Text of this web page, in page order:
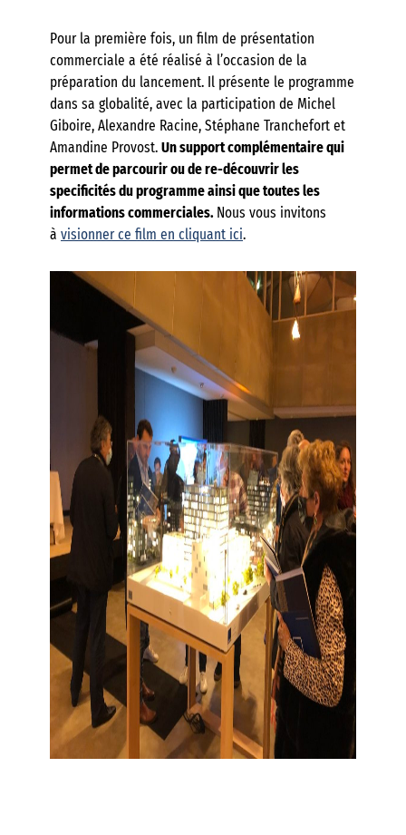
Pour la première fois, un film de présentation
commerciale a été réalisé à l’occasion de la
préparation du lancement. Il présente le programme
dans sa globalité, avec la participation de Michel
Giboire, Alexandre Racine, Stéphane Tranchefort et
Amandine Provost. Un support complémentaire qui
permet de parcourir ou de re-découvrir les
specificités du programme ainsi que toutes les
informations commerciales. Nous vous invitons
à visionner ce film en cliquant ici.